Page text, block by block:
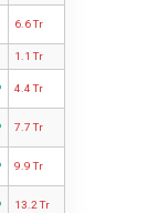
6.6 Tr
1.1 Tr
4.4 Tr
7.7 Tr
9.9 Tr
13.2 Tr